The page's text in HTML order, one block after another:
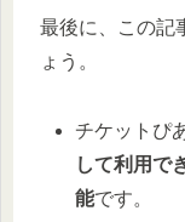
最後に、この記
ょう。
チケットぴ
して利用で
能です。